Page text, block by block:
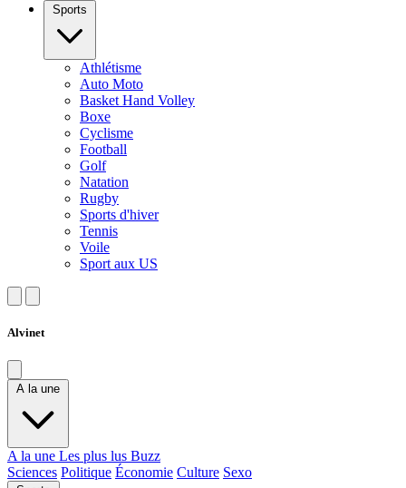
Sports
Athlétisme
Auto Moto
Basket Hand Volley
Boxe
Cyclisme
Football
Golf
Natation
Rugby
Sports d'hiver
Tennis
Voile
Sport aux US
Alvinet
A la une
A la une Les plus lus Buzz
Sciences Politique Économie Culture Sexo